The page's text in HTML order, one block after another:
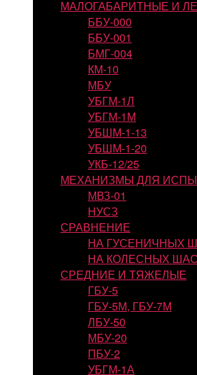
МАЛОГАБАРИТНЫЕ И
ББУ-000
ББУ-001
БМГ-004
КМ-10
МБУ
УБГМ-1Л
УБГМ-1М
УБШМ-1-13
УБШМ-1-20
УКБ-12/25
МЕХАНИЗМЫ ДЛЯ
МВЗ-01
НУСЗ
СРАВНЕНИЕ
НА ГУСЕНИЧНЫХ
НА КОЛЕСНЫХ
СРЕДНИЕ И ТЯЖЕЛЫЕ
ГБУ-5
ГБУ-5М, ГБУ-7М
ЛБУ-50
МБУ-20
ПБУ-2
УБГМ-1А